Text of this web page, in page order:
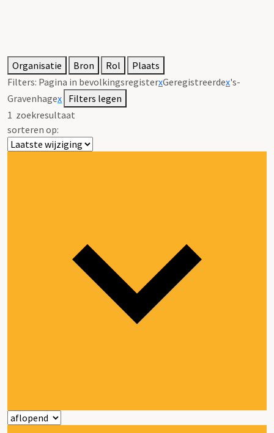
Organisatie Bron Rol
Plaats
Filters: Pagina in bevolkingsregisterxGeregistreerdex's-
Gravenhagex Filters legen
1 zoekresultaat
sorteren op: